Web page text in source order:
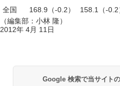
全国
168.9（-0.2） 158.1（-0.2
（編集部：小林 隆）
2012年 4月 11日
Google 検索で当サイト